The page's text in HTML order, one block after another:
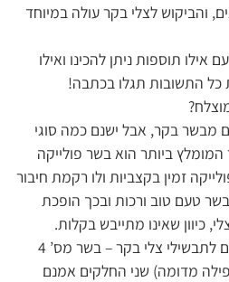
והביקוש לצלי בקר עולה במיוחד
אילו תוספות ניתן להכינו ואילו
התשובות תגלו בכתבה!
מבשר בקר, אבל ישנם כמה סוגי
ביותר הוא בשר פולייקה
5. בשר הפולייקה זמין בקצביות ולו רקמת חיבור
טעם טוב ורכות ובכך הופכת
כיוון שאינו מתייבש בקלות.
2 סוגי בשרים מומלצים גם הם לתבשילי צלי בקר – בשר מס’ 4
מרכזית) ובשר מס’ 6 (פילה מדומה) שני החלקים אמנם